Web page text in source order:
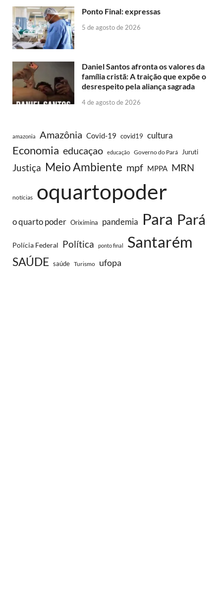
Ponto Final: expressas
5 de agosto de 2026
Daniel Santos afronta os valores da
família cristã: A traição que expõe o
desrespeito pela aliança sagrada
4 de agosto de 2026
amazonia Amazônia Covid-19 covid19 cultura
Economia educaçao educação Governo do Pará Juruti
Justiça Meio Ambiente mpf MPPA MRN
notícias oquartopoder
o quarto poder Oriximina pandemia Para Pará
Polícia Federal Política ponto final Santarém
SAÚDE saúde Turismo ufopa